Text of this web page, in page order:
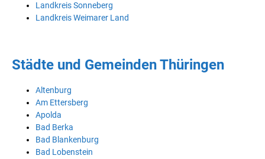
Landkreis Sonneberg
Landkreis Weimarer Land
Städte und Gemeinden Thüringen
Altenburg
Am Ettersberg
Apolda
Bad Berka
Bad Blankenburg
Bad Lobenstein